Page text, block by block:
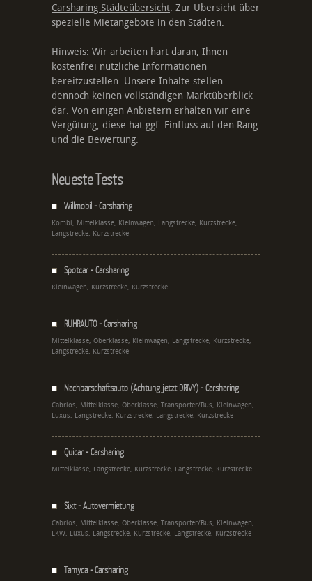
Carsharing Städteübersicht. Zur Übersicht über
spezielle Mietangebote in den Städten.
Hinweis: Wir arbeiten hart daran, Ihnen
kostenfrei nützliche Informationen
bereitzustellen. Unsere Inhalte stellen
dennoch keinen vollständigen Marktüberblick
dar. Von einigen Anbietern erhalten wir eine
Vergütung, diese hat ggf. Einfluss auf den Rang
und die Bewertung.
Neueste Tests
Willmobil - Carsharing
Kombi, Mittelklasse, Kleinwagen, Langstrecke, Kurzstrecke,
Langstrecke, Kurzstrecke
Spotcar - Carsharing
Kleinwagen, Kurzstrecke, Kurzstrecke
RUHRAUTO - Carsharing
Mittelklasse, Oberklasse, Kleinwagen, Langstrecke, Kurzstrecke,
Langstrecke, Kurzstrecke
Nachbarschaftsauto (Achtung jetzt DRIVY) - Carsharing
Cabrios, Mittelklasse, Oberklasse, Transporter/Bus, Kleinwagen,
Luxus, Langstrecke, Kurzstrecke, Langstrecke, Kurzstrecke
Quicar - Carsharing
Mittelklasse, Langstrecke, Kurzstrecke, Langstrecke, Kurzstrecke
Sixt - Autovermietung
Cabrios, Mittelklasse, Oberklasse, Transporter/Bus, Kleinwagen,
LKW, Luxus, Langstrecke, Kurzstrecke, Langstrecke, Kurzstrecke
Tamyca - Carsharing